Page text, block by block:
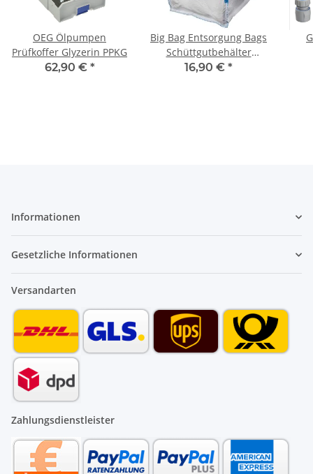
OEG Ölpumpen
Prüfkoffer Glyzerin PPKG
62,90 € *
Big Bag Entsorgung Bags
Schüttgutbehälter
Einweg Sackoben offen
16,90 € *
Informationen
Gesetzliche Informationen
Versandarten
Zahlungsdienstleister